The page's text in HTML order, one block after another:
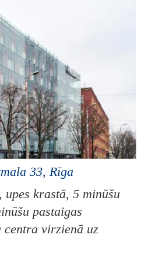
33, Rīga
upes krastā, 5 minūšu
pastaigas
centra virzienā uz